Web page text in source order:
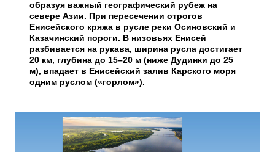
образуя важный географический рубеж на
севере Азии. При пересечении отрогов
Енисейского кряжа в русле реки Осиновский и
Казачинский пороги. В низовьях Енисей
разбивается на рукава, ширина русла достигает
20 км, глубина до 15–20 м (ниже Дудинки до 25
м), впадает в Енисейский залив Карского моря
одним руслом («горлом»).